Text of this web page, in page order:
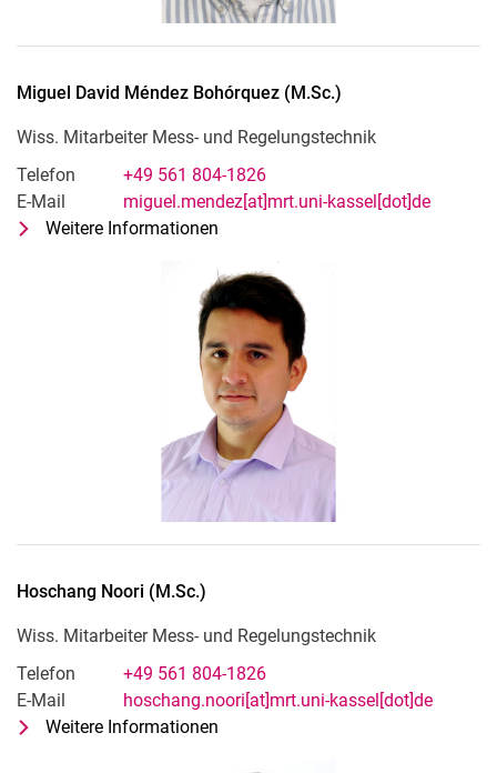
Miguel David Méndez Bohórquez (M.Sc.)
Wiss. Mitarbeiter Mess- und Regelungstechnik
Telefon
+49 561 804-1826
E-Mail
miguel.mendez[at]mrt.uni-kassel[dot]de
Weitere Informationen
Hoschang Noori ( M.Sc.)
Wiss. Mitarbeiter Mess- und Regelungstechnik
Telefon
+49 561 804-1826
E-Mail
hoschang.noori[at]mrt.uni-kassel[dot]de
Weitere Informationen